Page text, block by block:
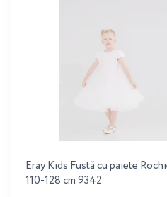
Eray Kids Fustă cu paiete
110-128 cm 9342